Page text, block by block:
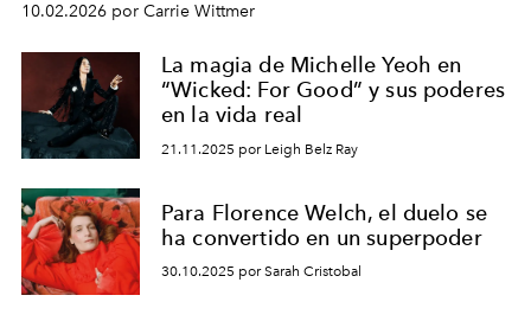
Barcelona", ha dividido su tiempo entre Europa y
Estados Unidos. Su nueva película, "¡La novia!", está
dirigida por Maggie Gyllenhaal.
10.02.2026 por Carrie Wittmer
La magia de Michelle Yeoh en
“Wicked: For Good” y sus poderes
en la vida real
21.11.2025 por Leigh Belz Ray
Para Florence Welch, el duelo se
ha convertido en un superpoder
30.10.2025 por Sarah Cristobal